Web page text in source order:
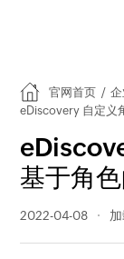
官网首页 /
eDiscovery 自定义
基于角
2022-04-08